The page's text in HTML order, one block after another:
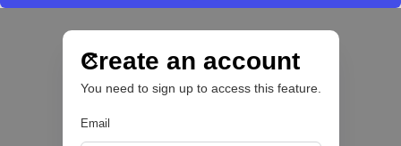
Create an account
You need to sign up to access this feature.
Email
IA para automatizar la gestión de tesorería de
las PYMEs
BFM 👔
July 28